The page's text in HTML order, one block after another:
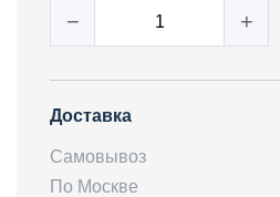
− +
Доставка
Самовывоз
По Москве